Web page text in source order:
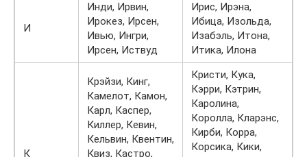
И
Инди, Ирвин,
Ирокез, Ирсен,
Ивью, Ингри,
Ирсен, Иствуд
Ирис, Ирэна,
Ибица, Изольда,
Изабэль, Итона,
Итика, Илона
К
Крэйзи, Кинг,
Камелот, Камон,
Карл, Каспер,
Киллер, Кевин,
Кельвин, Квентин,
Квиз, Кастро,
Кристи, Кука,
Кэрри, Кэтрин,
Каролина,
Королла, Кларэнс,
Кирби, Корра,
Корсика, Кики,